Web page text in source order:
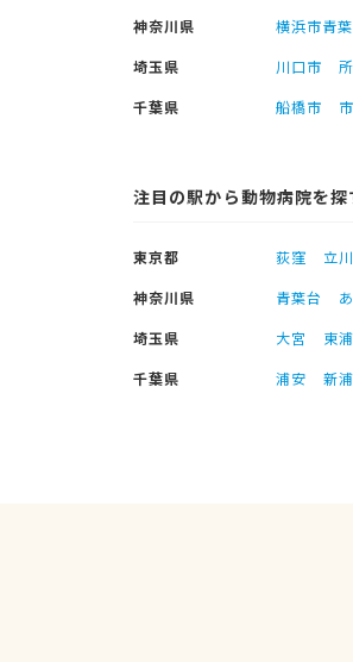
神奈川県
横浜市青
埼玉県
川口市
千葉県
船橋市
注目の駅から動物病院を探
東京都 荻窪 立川
神奈川県
青葉台
埼玉県
大宮 東
千葉県
浦安 新